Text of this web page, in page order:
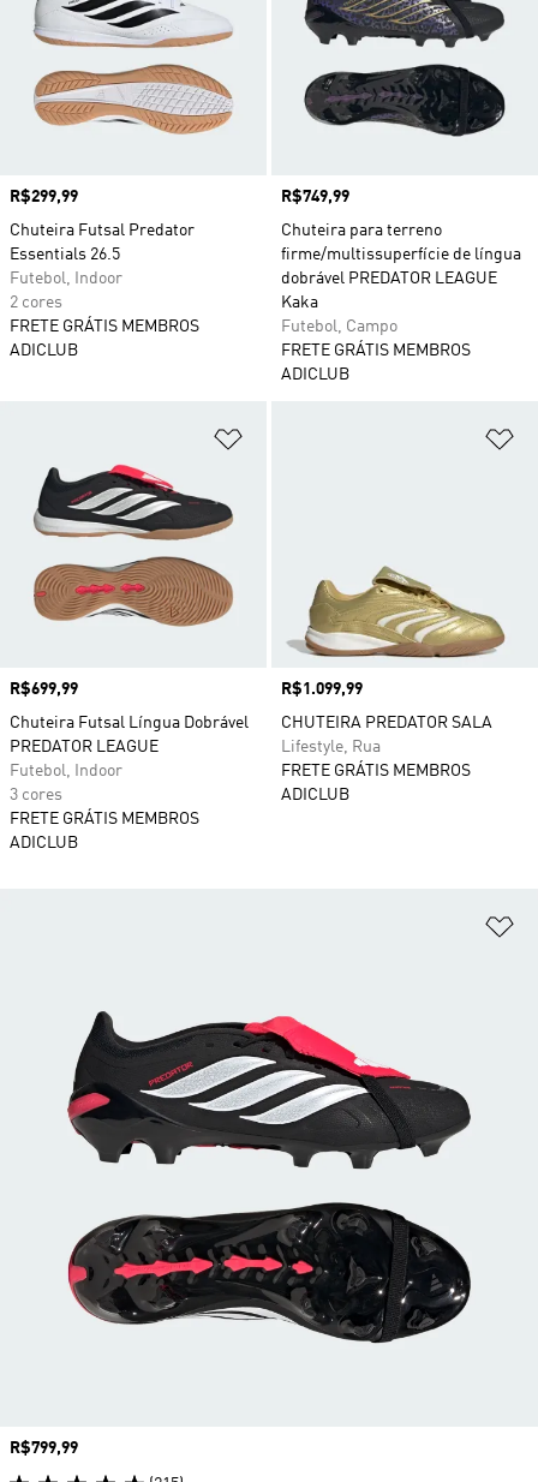
Preço
R$299,99
Chuteira Futsal Predator
Essentials 26.5
Futebol, Indoor
2 cores
FRETE GRÁTIS MEMBROS
ADICLUB
Preço
R$749,99
Chuteira para terreno
firme/multissuperfície de língua
dobrável PREDATOR LEAGUE
Kaka
Futebol, Campo
FRETE GRÁTIS MEMBROS
ADICLUB
Preço
R$699,99
Chuteira Futsal Língua Dobrável
PREDATOR LEAGUE
Futebol, Indoor
3 cores
FRETE GRÁTIS MEMBROS
ADICLUB
Preço
R$1.099,99
CHUTEIRA PREDATOR SALA
Lifestyle, Rua
FRETE GRÁTIS MEMBROS
ADICLUB
Preço
R$799,99